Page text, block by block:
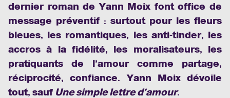
dernier roman de Yann Moix font office de
message préventif : surtout pour les fleurs
bleues, les romantiques, les anti-tinder, les
accros à la fidélité, les moralisateurs, les
pratiquants de l’amour comme partage,
réciprocité, confiance. Yann Moix dévoile
tout, sauf Une simple lettre d’amour.